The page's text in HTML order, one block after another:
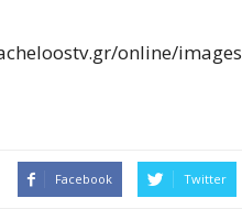
online/
Facebook Twitter